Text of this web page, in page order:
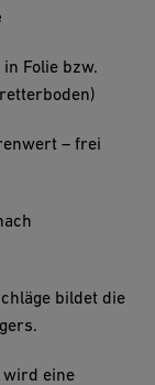
Folie bzw.
– frei
bildet die
eine